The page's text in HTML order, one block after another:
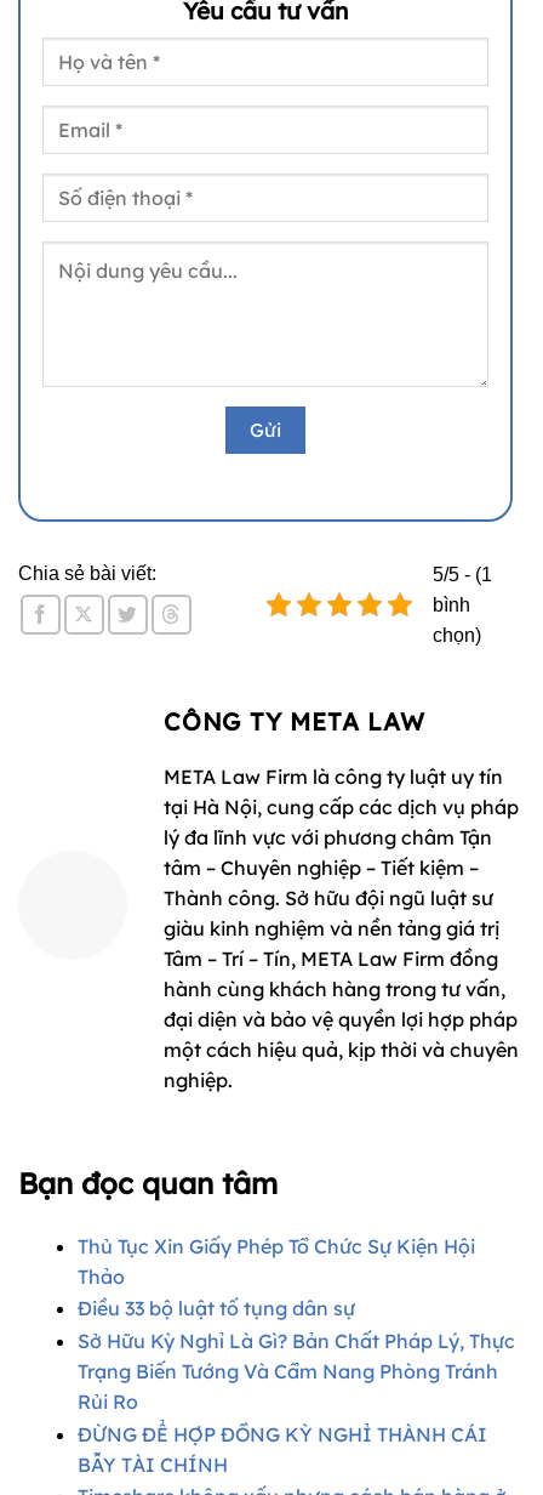
Yêu cầu tư vấn
Chia sẻ bài viết:
5/5 - (1
bình
chọn)
CÔNG TY META LAW
META Law Firm là công ty luật uy tín
tại Hà Nội, cung cấp các dịch vụ pháp
lý đa lĩnh vực với phương châm Tận
tâm – Chuyên nghiệp – Tiết kiệm –
Thành công. Sở hữu đội ngũ luật sư
giàu kinh nghiệm và nền tảng giá trị
Tâm – Trí – Tín, META Law Firm đồng
hành cùng khách hàng trong tư vấn,
đại diện và bảo vệ quyền lợi hợp pháp
một cách hiệu quả, kịp thời và chuyên
nghiệp.
Bạn đọc quan tâm
Thủ Tục Xin Giấy Phép Tổ Chức Sự Kiện Hội
Thảo
Điều 33 bộ luật tố tụng dân sự​
Sở Hữu Kỳ Nghỉ Là Gì? Bản Chất Pháp Lý, Thực
Trạng Biến Tướng Và Cẩm Nang Phòng Tránh
Rủi Ro
ĐỪNG ĐỂ HỢP ĐỒNG KỲ NGHỈ THÀNH CÁI
BẪY TÀI CHÍNH